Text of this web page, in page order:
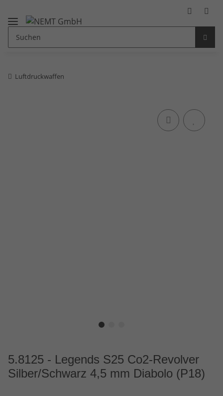
Luftdruckwaffen
5.8125 - Legends S25 Co2-Revolver
Silber/Schwarz 4,5 mm Diabolo (P18)